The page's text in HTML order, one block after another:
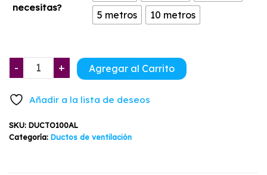
desde
hasta
$13.000
necesitas?
5 metros
10 metros
-
Ducto
Ventilación
100mm
cantidad
+ Agregar al Carrito
Añadir a la lista de deseos
SKU: DUCTO100AL
Categoría: Ductos de ventilación